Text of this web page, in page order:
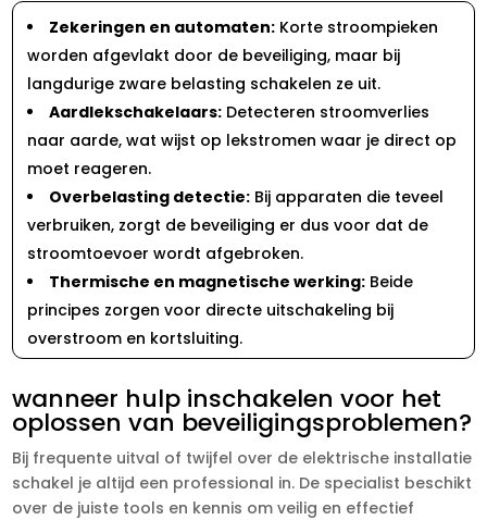
Zekeringen en automaten: Korte stroompieken
worden afgevlakt door de beveiliging, maar bij
langdurige zware belasting schakelen ze uit.​
Aardlekschakelaars: Detecteren stroomverlies
naar aarde, wat wijst op lekstromen waar je direct op
moet reageren.​
Overbelasting detectie: Bij apparaten die teveel
verbruiken, zorgt de beveiliging er dus voor dat de
stroomtoevoer wordt afgebroken.​
Thermische en magnetische werking: Beide
principes zorgen voor directe uitschakeling bij
overstroom en kortsluiting.​
wanneer hulp inschakelen voor het
oplossen van beveiligingsproblemen?
Bij frequente uitval of twijfel over de elektrische installatie
schakel je altijd een professional in.​ De specialist beschikt
over de juiste tools en kennis om veilig en effectief